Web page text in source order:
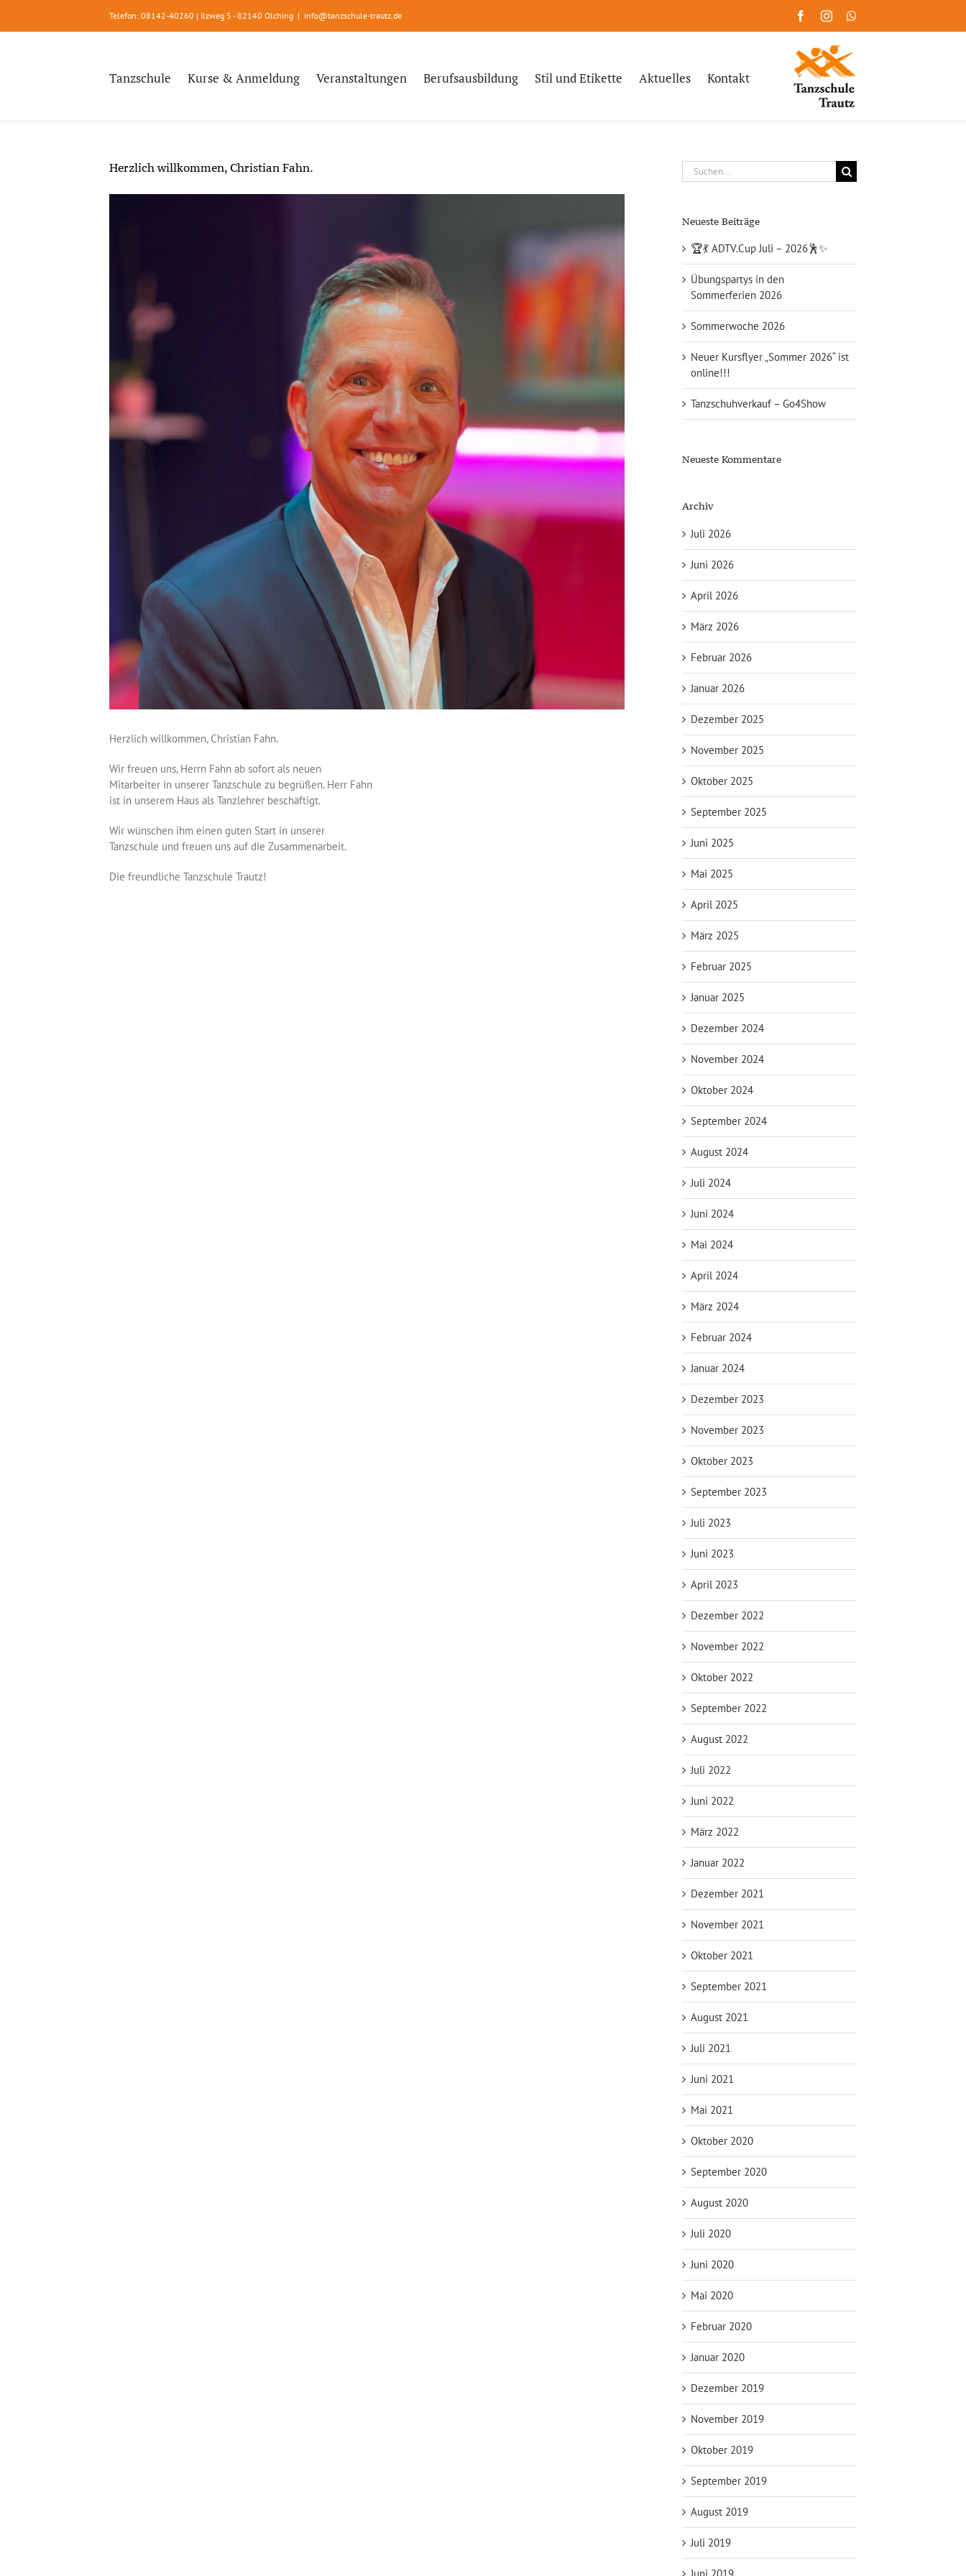
Telefon: 08142-40260 | Ilzweg 5 - 82140 Olching | info@tanzschule-trautz.de FacebookInstagram
Tanzschule Kurse & Anmeldung Veranstaltungen Berufsausbildung Stil und Etikette Aktuelles Kontakt
Herzlich willkommen, Christian Fahn.
Herzlich willkommen, Christian Fahn.
Wir freuen uns, Herrn Fahn ab sofort als neuen
Mitarbeiter in unserer Tanzschule zu begrüßen. Herr Fahn
ist in unserem Haus als Tanzlehrer beschäftigt.
Wir wünschen ihm einen guten Start in unserer
Tanzschule und freuen uns auf die Zusammenarbeit.
Die freundliche Tanzschule Trautz!
Suche
nach:
Neueste Beiträge
🏆💃 ADTV.Cup Juli – 2026🕺✨
Übungspartys in den
Sommerferien 2026
Sommerwoche 2026
Neuer Kursflyer „Sommer 2026“ ist
online!!!
Tanzschuhverkauf – Go4Show
Neueste Kommentare
Archiv
Juli 2026
Juni 2026
April 2026
März 2026
Februar 2026
Januar 2026
Dezember 2025
November 2025
Oktober 2025
September 2025
Juni 2025
Mai 2025
April 2025
März 2025
Februar 2025
Januar 2025
Dezember 2024
November 2024
Oktober 2024
September 2024
August 2024
Juli 2024
Juni 2024
Mai 2024
April 2024
März 2024
Februar 2024
Januar 2024
Dezember 2023
November 2023
Oktober 2023
September 2023
Juli 2023
Juni 2023
April 2023
Dezember 2022
November 2022
Oktober 2022
September 2022
August 2022
Juli 2022
Juni 2022
März 2022
Januar 2022
Dezember 2021
November 2021
Oktober 2021
September 2021
August 2021
Juli 2021
Juni 2021
Mai 2021
Oktober 2020
September 2020
August 2020
Juli 2020
Juni 2020
Mai 2020
Februar 2020
Januar 2020
Dezember 2019
November 2019
Oktober 2019
September 2019
August 2019
Juli 2019
Juni 2019